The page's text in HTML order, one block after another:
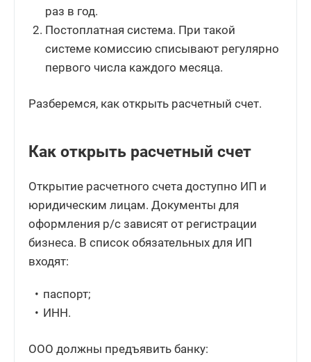
раз в год.
Постоплатная система. При такой
системе комиссию списывают регулярно
первого числа каждого месяца.
Разберемся, как открыть расчетный счет.
Как открыть расчетный счет
Открытие расчетного счета доступно ИП и
юридическим лицам. Документы для
оформления р/с зависят от регистрации
бизнеса. В список обязательных для ИП
входят:
паспорт;
ИНН.
ООО должны предъявить банку: